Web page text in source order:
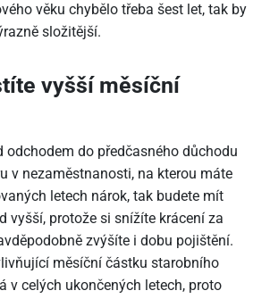
věku chybělo třeba šest let, tak by
složitější.
vyšší měsíční
odchodem do předčasného důchodu
v nezaměstnanosti, na kterou máte
letech nárok, tak budete mít
vyšší, protože si snížíte krácení za
zvýšíte i dobu pojištění.
měsíční částku starobního
v celých ukončených letech, proto